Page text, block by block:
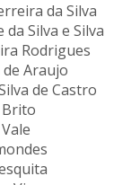
da Silva
Silva e Silva
Rodrigues
Araujo
de Castro
Brito